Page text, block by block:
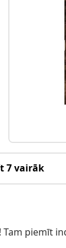
7 vairāk
piemīt